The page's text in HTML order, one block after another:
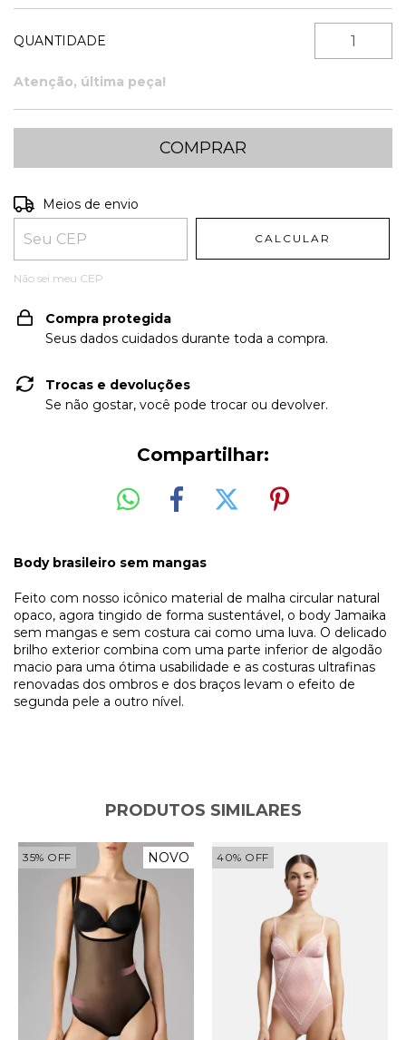
QUANTIDADE
Atenção, última peça!
Entregas para o CEP:
Meios de envio
CALCULAR
Não sei meu CEP
Compra protegida
Seus dados cuidados durante toda a compra.
Trocas e devoluções
Se não gostar, você pode trocar ou devolver.
Compartilhar:
Body brasileiro sem mangas
Feito com nosso icônico material de malha circular natural
opaco, agora tingido de forma sustentável, o body Jamaika
sem mangas e sem costura cai como uma luva. O delicado
brilho exterior combina com uma parte inferior de algodão
macio para uma ótima usabilidade e as costuras ultrafinas
renovadas dos ombros e dos braços levam o efeito de
segunda pele a outro nível.
PRODUTOS SIMILARES
35% OFF NOVO 40% OFF